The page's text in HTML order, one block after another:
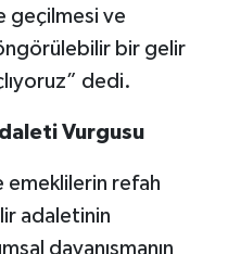
geçilmesi ve
bir gelir
dedi.
Vurgusu
emeklilerin refah
adaletinin
dayanışmanın